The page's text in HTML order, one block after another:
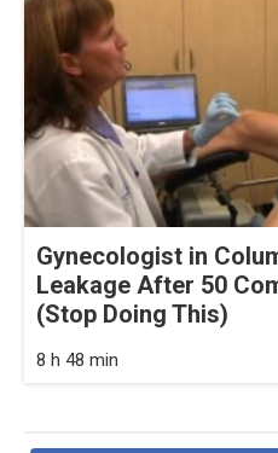
Gynecologist in
Leakage After 50
(Stop Doing This)
8 h 48 min